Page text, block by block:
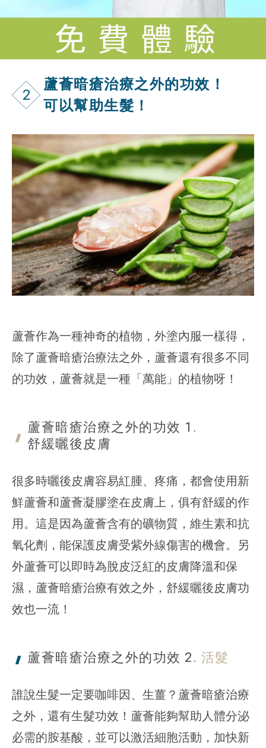
2
蘆薈暗瘡治療之外的功效！
可以幫助生髮！
蘆薈作為一種神奇的植物，外塗內服一樣得，
除了蘆薈暗瘡治療法之外，蘆薈還有很多不同
的功效，蘆薈就是一種「萬能」的植物呀！
蘆薈暗瘡治療之外的功效 1.
舒緩曬後 皮膚
很多時曬後皮膚容易紅腫、疼痛，都會使用新
鮮蘆薈和蘆薈凝膠塗在皮膚上，俱有舒緩的作
用。這是因為蘆薈含有的礦物質，維生素和抗
氧化劑，能保護皮膚受紫外線傷害的機會。另
外蘆薈可以即時為脫皮泛紅的皮膚降溫和保
濕，蘆薈暗瘡治療有效之外，舒緩曬後皮膚功
效也一流！
蘆薈暗瘡治療之外的功效 2. 活髮
誰說生髮一定要咖啡因、生薑？蘆薈暗瘡治療
之外，還有生髮功效！蘆薈能夠幫助人體分泌
必需的胺基酸，並可以激活細胞活動，加快新